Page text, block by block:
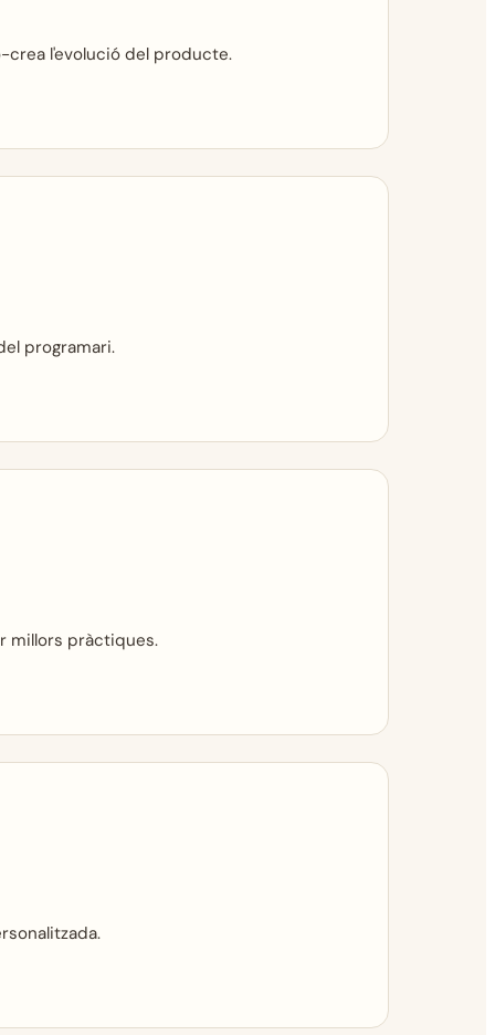
crea l'evolució del producte.
programari.
millors pràctiques.